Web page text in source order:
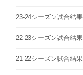
23-24シーズン試合結果
22-23シーズン試合結果
21-22シーズン試合結果